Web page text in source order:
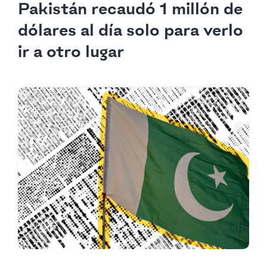
Pakistán recaudó 1 millón de
dólares al día solo para verlo
ir a otro lugar